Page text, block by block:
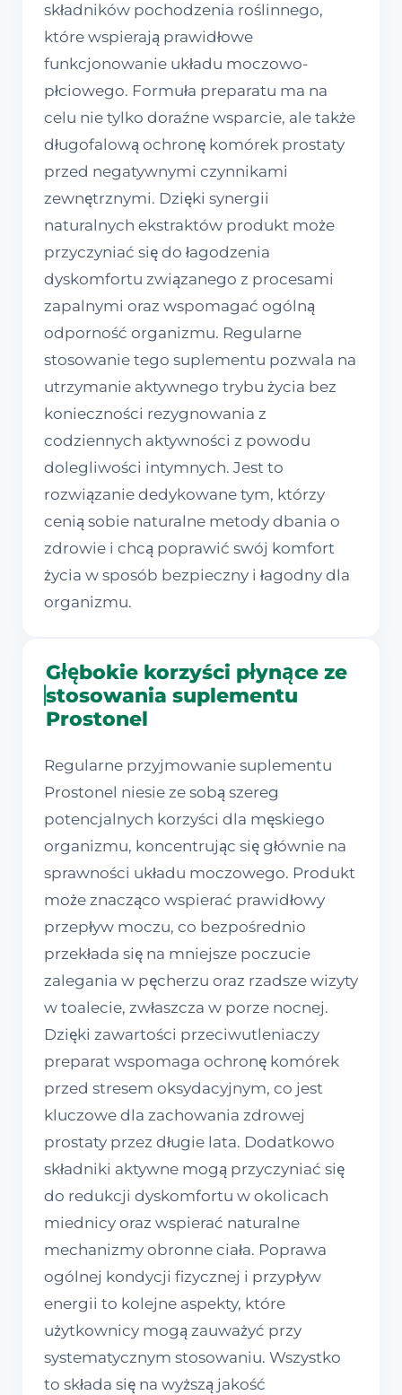
składników pochodzenia roślinnego,
które wspierają prawidłowe
funkcjonowanie układu moczowo-
płciowego. Formuła preparatu ma na
celu nie tylko doraźne wsparcie, ale także
długofalową ochronę komórek prostaty
przed negatywnymi czynnikami
zewnętrznymi. Dzięki synergii
naturalnych ekstraktów produkt może
przyczyniać się do łagodzenia
dyskomfortu związanego z procesami
zapalnymi oraz wspomagać ogólną
odporność organizmu. Regularne
stosowanie tego suplementu pozwala na
utrzymanie aktywnego trybu życia bez
konieczności rezygnowania z
codziennych aktywności z powodu
dolegliwości intymnych. Jest to
rozwiązanie dedykowane tym, którzy
cenią sobie naturalne metody dbania o
zdrowie i chcą poprawić swój komfort
życia w sposób bezpieczny i łagodny dla
organizmu.
Głębokie korzyści płynące ze
stosowania suplementu
Prostonel
Regularne przyjmowanie suplementu
Prostonel niesie ze sobą szereg
potencjalnych korzyści dla męskiego
organizmu, koncentrując się głównie na
sprawności układu moczowego. Produkt
może znacząco wspierać prawidłowy
przepływ moczu, co bezpośrednio
przekłada się na mniejsze poczucie
zalegania w pęcherzu oraz rzadsze wizyty
w toalecie, zwłaszcza w porze nocnej.
Dzięki zawartości przeciwutleniaczy
preparat wspomaga ochronę komórek
przed stresem oksydacyjnym, co jest
kluczowe dla zachowania zdrowej
prostaty przez długie lata. Dodatkowo
składniki aktywne mogą przyczyniać się
do redukcji dyskomfortu w okolicach
miednicy oraz wspierać naturalne
mechanizmy obronne ciała. Poprawa
ogólnej kondycji fizycznej i przypływ
energii to kolejne aspekty, które
użytkownicy mogą zauważyć przy
systematycznym stosowaniu. Wszystko
to składa się na wyższą jakość